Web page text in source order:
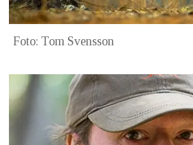
Foto: Tom Svensson